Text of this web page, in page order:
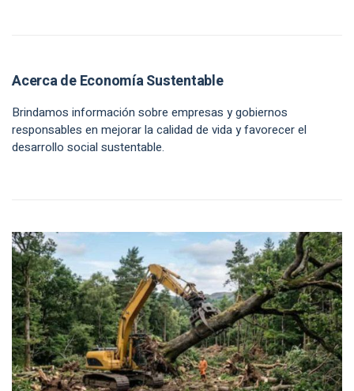
Acerca de Economía Sustentable
Brindamos información sobre empresas y gobiernos
responsables en mejorar la calidad de vida y favorecer el
desarrollo social sustentable.